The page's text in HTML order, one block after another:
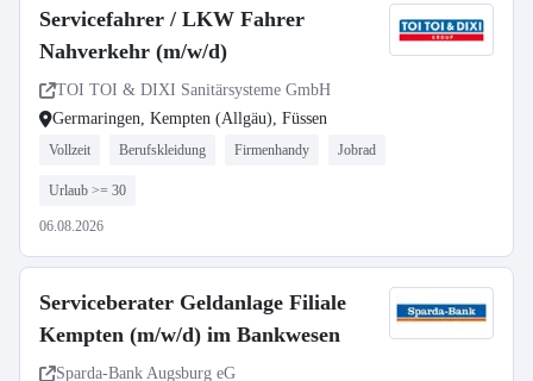
Servicefahrer / LKW Fahrer
Nahverkehr (m/w/d)
TOI TOI & DIXI Sanitärsysteme GmbH
Germaringen, Kempten (Allgäu), Füssen
Vollzeit Berufskleidung Firmenhandy Jobrad
Urlaub >= 30
06.08.2026
Serviceberater Geldanlage Filiale
Kempten (m/w/d) im Bankwesen
Sparda-Bank Augsburg eG